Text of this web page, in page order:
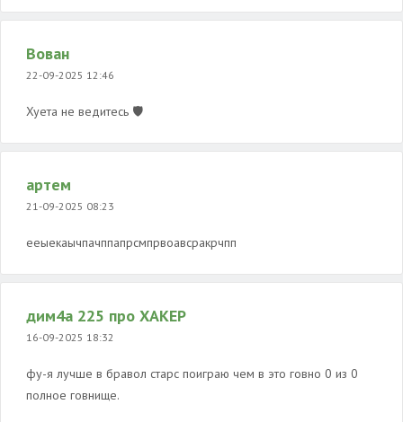
Вован
22-09-2025 12:46
Хуета не ведитесь 🛡️
артем
21-09-2025 08:23
ееыекаычпачппапрсмпрвоавсракрчпп
дим4а 225 про ХАКЕР
16-09-2025 18:32
фу-я лучше в бравол старс поиграю чем в это говно 0 из 0
полное говнище.